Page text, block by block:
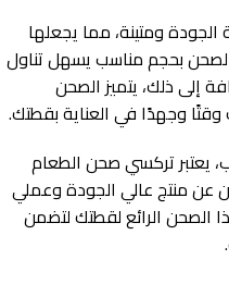
ومتينة، مما يجعلها
بحجم مناسب يسهل تناول
إلى ذلك، يتميز الصحن
وجهدًا في العناية بقطتك.
يعتبر تركسي صحن الطعام
عن منتج عالي الجودة وعملي
الرائع لقطتك لتضمن